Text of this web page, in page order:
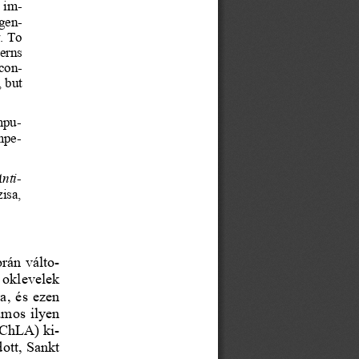
To
but
válto-
oklevelek
  és
ezen
ilyen
ki-
Sankt